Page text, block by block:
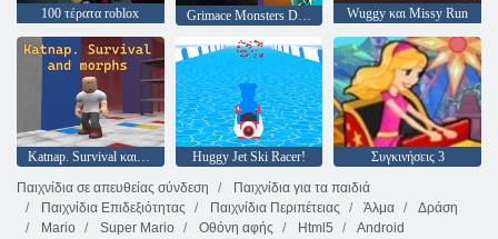
100 τέρατα roblox Grimace Monsters DOP ιστορία Wuggy και Missy Run
Katnap. Survival και morphs Huggy Jet Ski Racer!
Συγκινήσεις 3
Παιχνίδια σε απευθείας σύνδεση
Παιχνίδια για τα παιδιά
Παιχνίδια Επιδεξιότητας
Παιχνίδια Περιπέτειας Άλμα
Δράση
Mario
Super Mario Οθόνη αφής Html5
Android